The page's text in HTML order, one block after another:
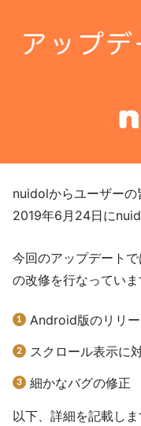
アプリをダウンロード
nuidolからユーザーの
2019年6月24日に
今回のアップデート
の改修を行なっていま
Android版のリリ
スクロール表示に
細かなバグの修正
以下、詳細を記載しま